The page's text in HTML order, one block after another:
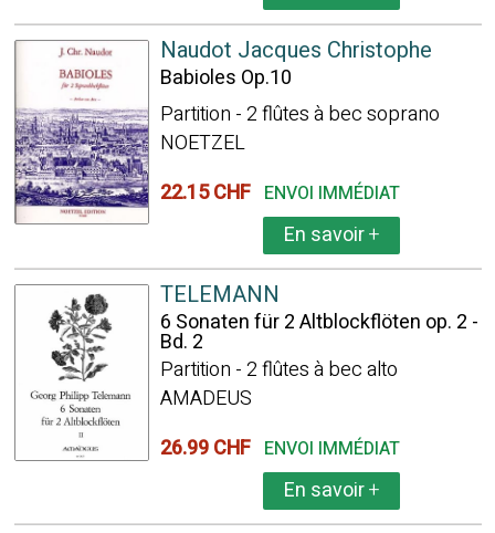
Naudot Jacques Christophe
Babioles Op.10
Partition - 2 flûtes à bec soprano
NOETZEL
22.15 CHF ENVOI IMMÉDIAT
En savoir+
TELEMANN
6 Sonaten für 2 Altblockflöten op. 2 -
Bd. 2
Partition - 2 flûtes à bec alto
AMADEUS
26.99 CHF ENVOI IMMÉDIAT
En savoir+